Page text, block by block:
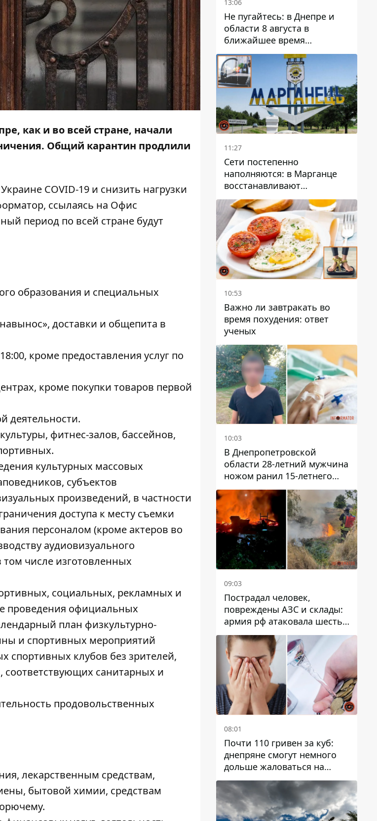
как и во всей стране, начали
Общий карантин продлили
COVID-19 и снизить нагрузки
, ссылаясь на Офис
период по всей стране будут
образования и специальных
доставки и общепита в
кроме предоставления услуг по
кроме покупки товаров первой
деятельности.
фитнес-залов, бассейнов,
культурных массовых
субъектов
произведений, в частности
доступа к месту съемки
персоналом (кроме актеров во
аудиовизуального
числе изготовленных
социальных, рекламных и
проведения официальных
план физкультурно-
и спортивных мероприятий
спортивных клубов без зрителей,
санитарных и
продовольственных
лекарственным средствам,
бытовой химии, средствам
13:06
Не пугайтесь: в Днепре и
области 8 августа в
ближайшее время
ожидается гроза
11:27
Сети постепенно
наполняются: в Марганце
восстанавливают
водоснабжение
10:53
Важно ли завтракать во
время похудения: ответ
ученых
10:03
В Днепропетровской
области 28-летний мужчина
ножом ранил 15-летнего
парня
09:03
Пострадал человек,
повреждены АЗС и склады:
армия рф атаковала шесть
районов Днепропетровской
области
08:01
Почти 110 гривен за куб:
днепряне смогут немного
дольше жаловаться на
запланированные тарифы
на воду на 2027 год